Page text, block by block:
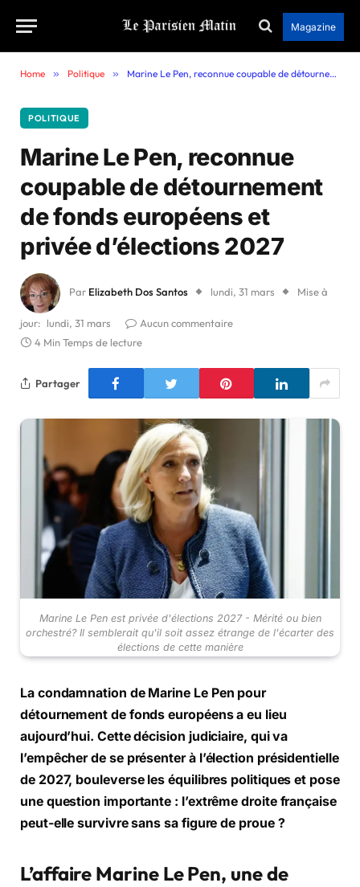
Magazine
Home » Politique » Marine Le Pen, reconnue coupable de détournement de fonds européens et privée d’élections 2027
POLITIQUE
Marine Le Pen, reconnue
coupable de détournement
de fonds européens et
privée d’élections 2027
Par Elizabeth Dos Santos lundi, 31 mars Mise à
jour: lundi, 31 mars
Aucun commentaire
4 Min Temps de lecture
Partager
Marine Le Pen est privée d'élections 2027 - Mérité ou bien
orchestré? Il semblerait qu'il soit assez étrange de l'écarter des
élections de cette manière
La condamnation de Marine Le Pen pour
détournement de fonds européens a eu lieu
aujourd’hui. Cette décision judiciaire, qui va
l’empêcher de se présenter à l’élection présidentielle
de 2027, bouleverse les équilibres politiques et pose
une question importante : l’extrême droite française
peut-elle survivre sans sa figure de proue ?
L’affaire Marine Le Pen, une de